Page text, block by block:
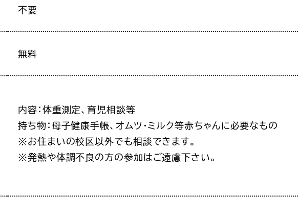
不要
無料
内容：体重測定、育児相談等
持ち物：母子健康手帳、オムツ・ミルク等赤ちゃんに必要なもの
※お住まいの校区以外でも相談できます。
※発熱や体調不良の方の参加はご遠慮下さい。